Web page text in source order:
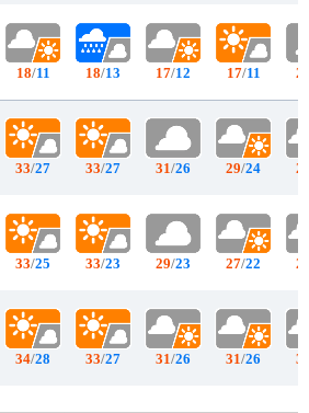
18/11
33/27
33/25
34/28
18/13
33/27
33/23
33/27
17/12
31/26
29/23
31/26
17/11
29/24
27/22
31/26